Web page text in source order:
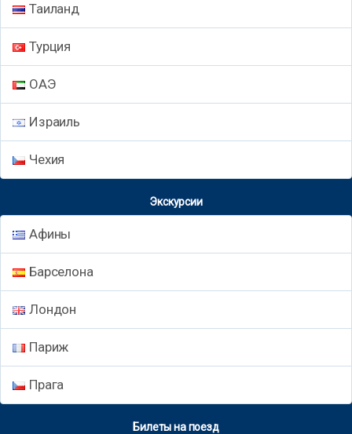
Таиланд
Турция
ОАЭ
Израиль
Чехия
Экскурсии
Афины
Барселона
Лондон
Париж
Прага
Билеты на поезд